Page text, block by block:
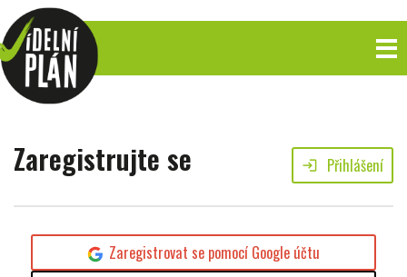
Zaregistrujte se login Přihlášení
Zaregistrovat se pomocí Google účtu